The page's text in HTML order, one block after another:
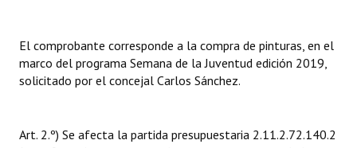
Reconocimientos - Registro
Bariloche, Municipio intercultural
El comprobante corresponde a la compra de pinturas, en el
marco del programa Semana de la Juventud edición 2019,
solicitado por el concejal Carlos Sánchez.
Art. 2.º) Se afecta la partida presupuestaria 2.11.2.72.140.2